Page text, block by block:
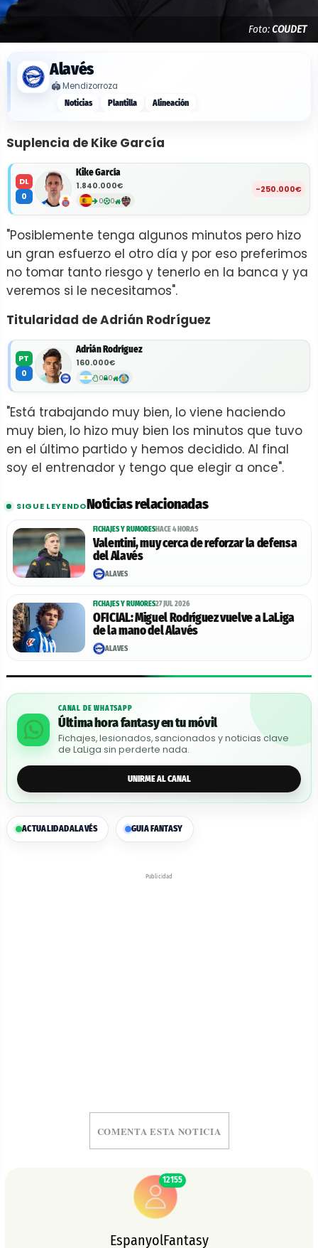
Foto:COUDET
Alavés
🏟️Mendizorroza
Noticias Plantilla Alineación
Suplencia de Kike García
DL
0
Kike García
1.840.000€
0 0
-250.000€
"Posiblemente tenga algunos minutos pero hizo
un gran esfuerzo el otro día y por eso preferimos
no tomar tanto riesgo y tenerlo en la banca y ya
veremos si le necesitamos".
Titularidad de Adrián Rodríguez
PT
0
Adrián Rodríguez
160.000€
0 0
"Está trabajando muy bien, lo viene haciendo
muy bien, lo hizo muy bien los minutos que tuvo
en el último partido y hemos decidido. Al final
soy el entrenador y tengo que elegir a once".
SIGUE LEYENDONoticias relacionadas
FICHAJES Y RUMORESHACE 4 HORAS
Valentini, muy cerca de reforzar la defensa
del Alavés
ALAVÉS
FICHAJES Y RUMORES27 JUL 2026
OFICIAL: Miguel Rodríguez vuelve a LaLiga
de la mano del Alavés
ALAVÉS
CANAL DE WHATSAPP
Última hora fantasy en tu móvil
Fichajes, lesionados, sancionados y noticias clave
de LaLiga sin perderte nada.
UNIRME AL CANAL
ACTUALIDADALAVÉS GUIA FANTASY
Publicidad
COMENTA ESTA NOTICIA
12155
EspanyolFantasy